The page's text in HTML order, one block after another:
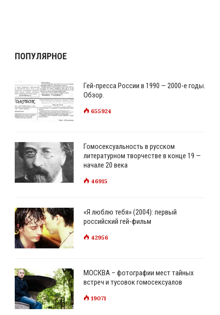
ПОПУЛЯРНОЕ
Гей-пресса России в 1990 — 2000-е годы.
Обзор.
655924
Гомосексуальность в русском
литературном творчестве в конце 19 —
начале 20 века
46915
«Я люблю тебя» (2004): первый
российский гей-фильм
42956
МОСКВА – фотографии мест тайных
встреч и тусовок гомосексуалов
19071